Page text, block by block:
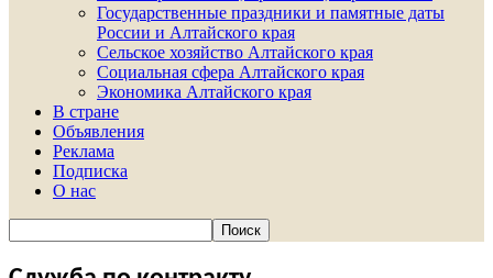
Государственные праздники и памятные даты
России и Алтайского края
Сельское хозяйство Алтайского края
Социальная сфера Алтайского края
Экономика Алтайского края
В стране
Объявления
Реклама
Подписка
О нас